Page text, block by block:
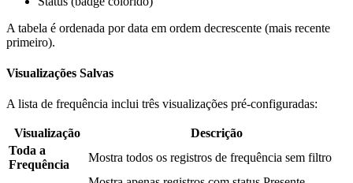
A tabela é ordenada por data em ordem decrescente (mais recente
primeiro).
Visualizações Salvas
A lista de frequência inclui três visualizações pré-configuradas:
Visualização
Descrição
Toda a
Frequência
Mostra todos os registros de frequência sem filtro